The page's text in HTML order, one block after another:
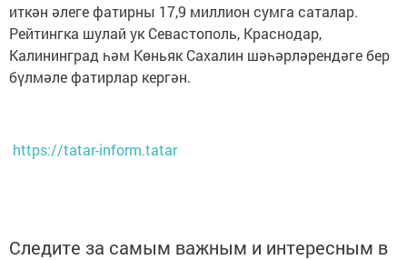
иткән әлеге фатирны 17,9 миллион сумга саталар.
Рейтингка шулай ук Севастополь, Краснодар,
Калининград һәм Көньяк Сахалин шәһәрләрендәге бер
бүлмәле фатирлар кергән.
https://tatar-inform.tatar
Следите за самым важным и интересным в